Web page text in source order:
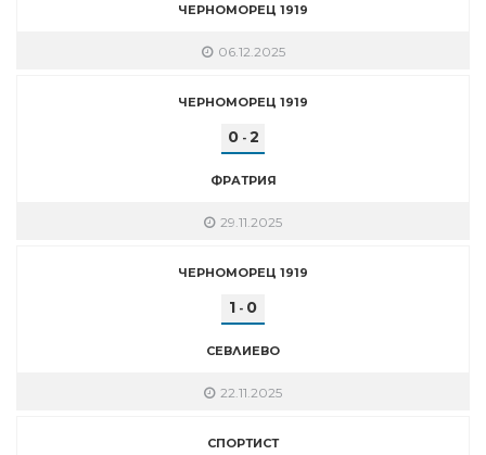
ЧЕРНОМОРЕЦ 1919
06.12.2025
ЧЕРНОМОРЕЦ 1919
0- 2
ФРАТРИЯ
29.11.2025
ЧЕРНОМОРЕЦ 1919
1 - 0
СЕВЛИЕВО
22.11.2025
СПОРТИСТ